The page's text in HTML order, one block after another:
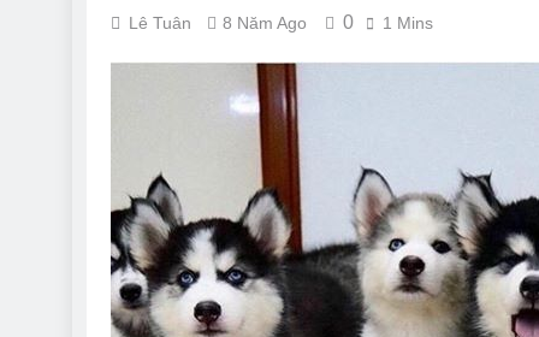
7 Năm Ago
Lê Tuân 8 Năm Ago 0 1 Mins